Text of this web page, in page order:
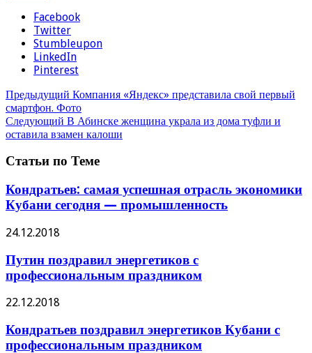
Facebook
Twitter
Stumbleupon
LinkedIn
Pinterest
Предыдущий Компания «Яндекс» представила свой первый
смартфон. Фото
Следующий В Абинске женщина украла из дома туфли и
оставила взамен калоши
Статьи по Теме
Кондратьев: самая успешная отрасль экономики
Кубани сегодня — промышленность
24.12.2018
Путин поздравил энергетиков с
профессиональным праздником
22.12.2018
Кондратьев поздравил энергетиков Кубани с
профессиональным праздником